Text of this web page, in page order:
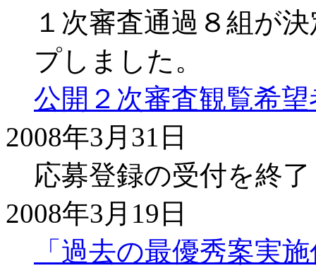
１次審査通過８組が
プしました。
公開２次審査観覧希
2008年3月31日
応募登録の受付を終
2008年3月19日
「過去の最優秀案実